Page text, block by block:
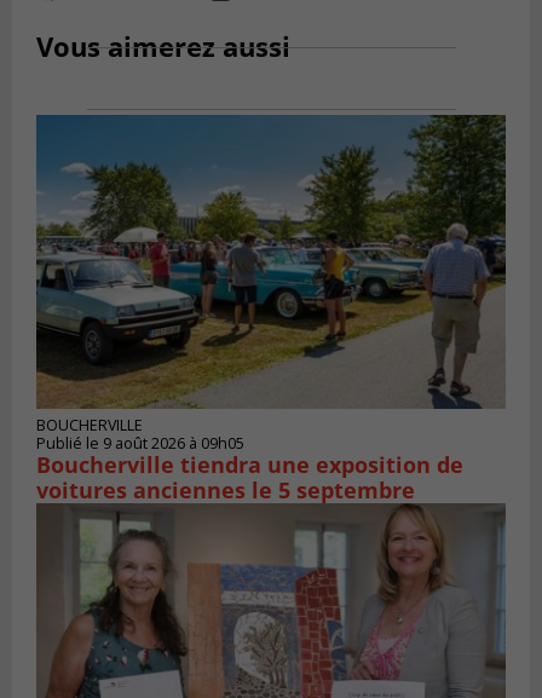
Vous aimerez aussi
BOUCHERVILLE
Publié le 9 août 2026 à 09h05
Boucherville tiendra une exposition de
voitures anciennes le 5 septembre